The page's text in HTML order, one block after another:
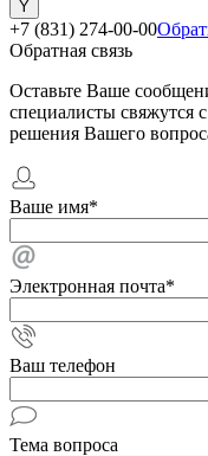
+7 (831) 274-00-00
Обратная связь
Оставьте Ваше
специалисты свяжутся
решения Вашего
Ваше имя*
Электронная почта*
Ваш телефон
Тема вопроса